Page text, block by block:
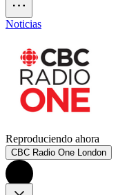
Noticias
Reproduciendo ahora
CBC Radio One London